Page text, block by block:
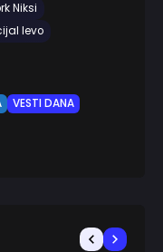
Niksi
levo
VESTI DANA